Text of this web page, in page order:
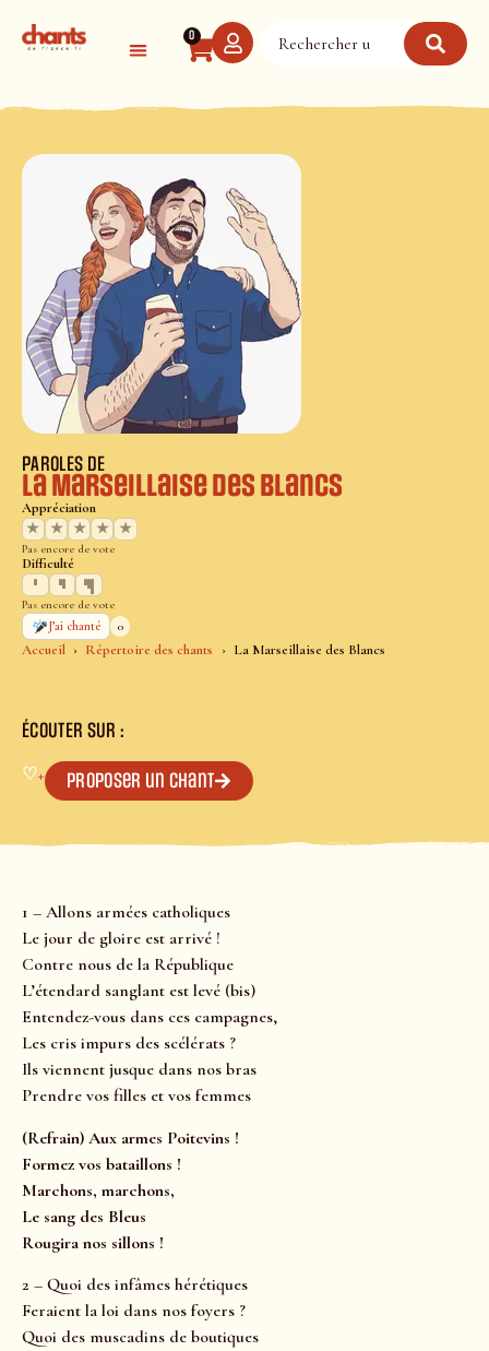
0
Accueil Répertoire des chants La Marseillaise des Blancs
PAROLES DE
La Marseillaise des Blancs
Appréciation
★
★ ★ ★ ★
Pas encore de vote
Difficulté
Pas encore de vote
J’ai chanté
0
ÉCOUTER SUR :
♡+ Proposer un chant
1 – Allons armées catholiques
Le jour de gloire est arrivé !
Contre nous de la République
L’étendard sanglant est levé (bis)
Entendez-vous dans ces campagnes,
Les cris impurs des scélérats ?
Ils viennent jusque dans nos bras
Prendre vos filles et vos femmes
(Refrain) Aux armes Poitevins !
Formez vos bataillons !
Marchons, marchons,
Le sang des Bleus
Rougira nos sillons !
2 – Quoi des infâmes hérétiques
Feraient la loi dans nos foyers ?
Quoi des muscadins de boutiques